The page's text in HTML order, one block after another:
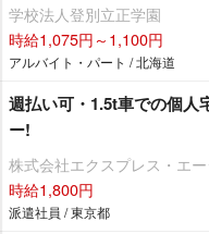
学校法人登別立正学園
時給1,075円～1,100円
アルバイト・パート / 北海道
週払い可・1.5t車での個人
ー!
株式会社エクスプレス・エ
時給1,800円
派遣社員 / 東京都